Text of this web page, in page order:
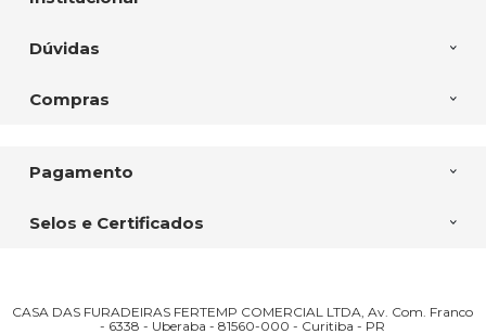
Dúvidas
Compras
Pagamento
Selos e Certificados
CASA DAS FURADEIRAS FERTEMP COMERCIAL LTDA, Av. Com. Franco
- 6338 - Uberaba - 81560-000 - Curitiba - PR